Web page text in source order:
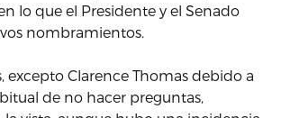
lo que el Presidente y el Senado
nombramientos.
excepto Clarence Thomas debido a
de no hacer preguntas,